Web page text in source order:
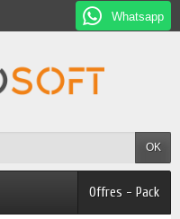
Whatsapp
OK
Offres - Pack